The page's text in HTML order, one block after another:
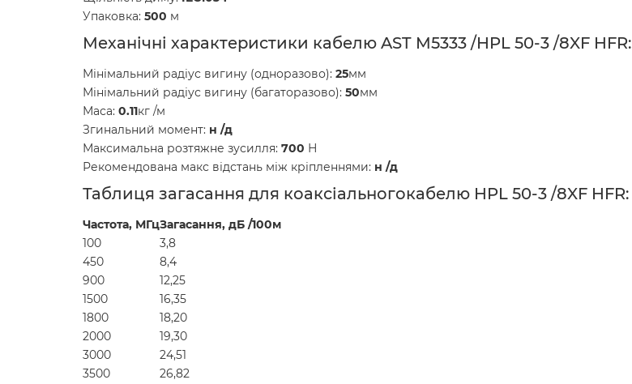
Упаковка: 500 м
Механічні характеристики кабелю AST M5333 /HPL 50-3 /8XF HFR:
Мінімальний радіус вигину (одноразово): 25мм
Мінімальний радіус вигину (багаторазово): 50мм
Маса: 0.11кг /м
Згинальний момент: н /д
Максимальна розтяжне зусилля: 700 Н
Рекомендована макс відстань між кріпленнями: н /д
Таблиця загасання для коаксіальногокабелю HPL 50-3 /8XF HFR:
Частота, МГцЗагасання, дБ /100м
100
3,8
450
8,4
900
12,25
1500
16,35
1800
18,20
2000
19,30
3000
24,51
3500
26,82